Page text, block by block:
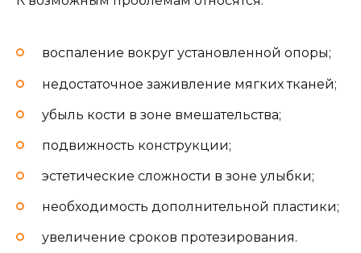
воспаление вокруг установленной опоры;
недостаточное заживление мягких тканей;
убыль кости в зоне вмешательства;
подвижность конструкции;
эстетические сложности в зоне улыбки;
необходимость дополнительной пластики;
увеличение сроков протезирования.